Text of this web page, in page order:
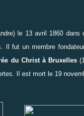
le 13 avril 1860
. Il fut un membre
du Christ à Bruxelles
Il est mort le 19